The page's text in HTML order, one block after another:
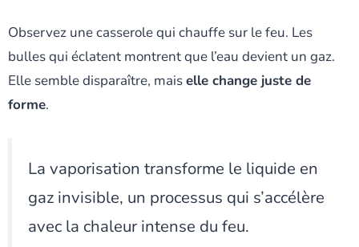
Observez une casserole qui chauffe sur le feu. Les
bulles qui éclatent montrent que l’eau devient un gaz.
Elle semble disparaître, maiselle change juste de
forme.
La vaporisation transforme le liquide en
gaz invisible, un processus qui s’accélère
avec la chaleur intense du feu.